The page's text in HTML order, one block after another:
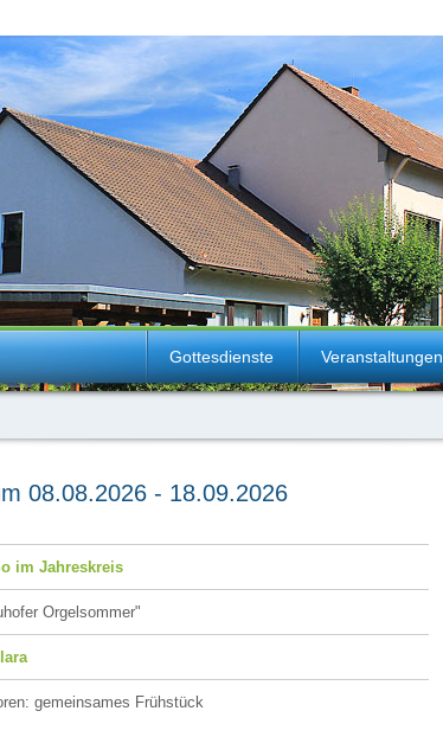
Gottesdienste Veranstaltungen
08.08.2026 - 18.09.2026
im Jahreskreis
Orgelsommer"
gemeinsames Frühstück